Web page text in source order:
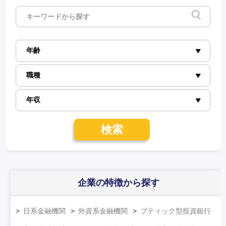
検索
企業の特徴から探す
日系金融機関 外資系金融機関 ブティック型投資銀行